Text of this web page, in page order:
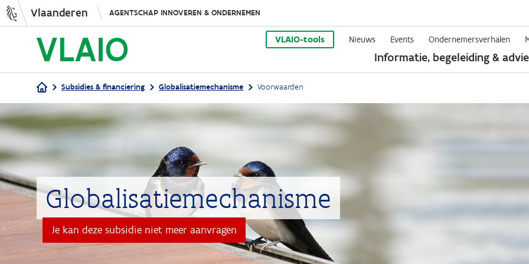
Overslaan
en
naar
de
Vlaanderen AGENTSCHAP INNOVEREN & ONDERNEMEN
VLAIO-tools Nieuws Events Ondernemersverhalen
Informatie, begeleiding &
Kruimelpad
Subsidies & financiering Globalisatiemechanisme Voorwaarden
Globalisatiemechanisme
Je kan deze subsidie niet meer aanvragen